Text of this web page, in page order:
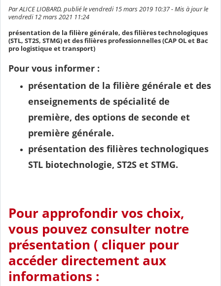
Par ALICE LIOBARD, publié le vendredi 15 mars 2019 10:37 - Mis à jour le
vendredi 12 mars 2021 11:24
présentation de la filière générale, des filières technologiques
(STL, ST2S, STMG) et des filières professionnelles (CAP OL et Bac
pro logistique et transport)
Pour vous informer :
présentation de la filière générale et des
enseignements de spécialité de
première, des options de seconde et
première générale.
présentation des filières technologiques
STL biotechnologie, ST2S et STMG.
Pour approfondir vos choix,
vous pouvez consulter notre
présentation ( cliquer pour
accéder directement aux
informations :